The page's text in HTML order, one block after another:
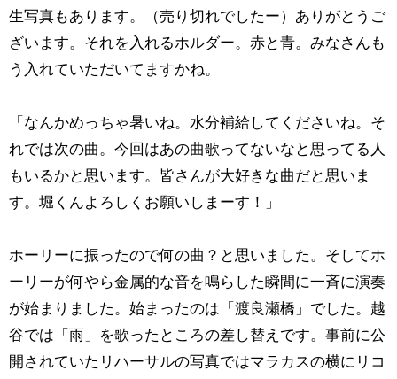
生写真もあります。（売り切れでしたー）ありがとうご
ざいます。それを入れるホルダー。赤と青。みなさんも
う入れていただいてますかね。
「なんかめっちゃ暑いね。水分補給してくださいね。そ
れでは次の曲。今回はあの曲歌ってないなと思ってる人
もいるかと思います。皆さんが大好きな曲だと思いま
す。堀くんよろしくお願いしまーす！」
ホーリーに振ったので何の曲？と思いました。そしてホ
ーリーが何やら金属的な音を鳴らした瞬間に一斉に演奏
が始まりました。始まったのは「渡良瀬橋」でした。越
谷では「雨」を歌ったところの差し替えです。事前に公
開されていたリハーサルの写真ではマラカスの横にリコ